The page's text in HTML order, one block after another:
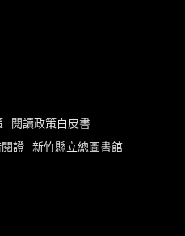
閱讀政策白皮書
閱證 新竹縣立總圖書館